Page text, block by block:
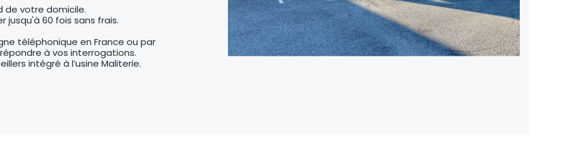
de votre domicile.
60 fois sans frais.
téléphonique en France ou par
à vos interrogations.
intégré à l’usine Maliterie.